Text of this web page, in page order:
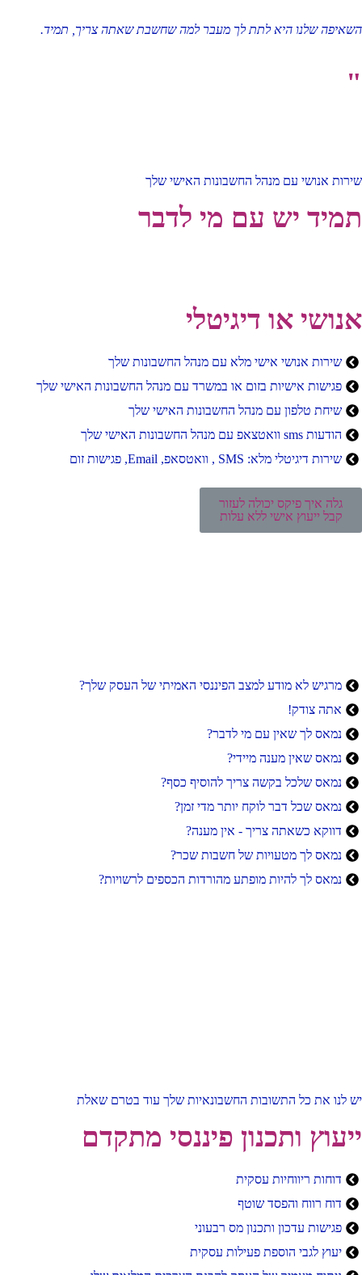
השאיפה שלנו היא לתת לך מעבר למה שחשבת שאתה צריך, תמיד.
"
שירות אנושי עם מנהל החשבונות האישי שלך
תמיד יש עם מי לדבר
אנושי או דיגיטלי
שירות אנושי אישי מלא עם מנהל החשבונות שלך
פגישות אישיות בזום או במשרד עם מנהל החשבונות האישי שלך
שיחת טלפון עם מנהל החשבונות האישי שלך
הודעות sms וואטצאפ עם מנהל החשבונות האישי שלך
שירות דיגיטלי מלא: SMS , וואטסאפ​, Email, פגישות זום
גלה איך פיקס יכולה לעזור
קבל ייעוץ אישי ללא עלות
מרגיש לא מודע למצב הפיננסי האמיתי של העסק שלך?
אתה צודק!
נמאס לך שאין עם מי לדבר?
נמאס שאין מענה מיידי?
נמאס שלכל בקשה צריך להוסיף כסף?
נמאס שכל דבר לוקח יותר מדי זמן?
דווקא כשאתה צריך - אין מענה?
נמאס לך מטעויות של חשבות שכר?
נמאס לך להיות מופתע מהורדות הכספים לרשויות?
יש לנו את כל התשובות החשבונאיות שלך עוד בטרם שאלת
ייעוץ ותכנון פיננסי מתקדם
דוחות ריווחיות עסקית
דוח רווח והפסד שוטף
פגישות עדכון ותכנון מס רבעוני
יעוץ לגבי הוספת פעילות עסקית